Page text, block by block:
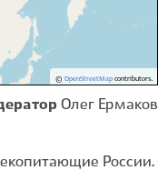
© OpenStreetMapcontributors.
Олег Ермаков
России.